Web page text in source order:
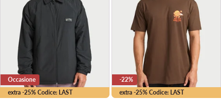
extra -25% Codice: LAST
Occasione
extra -25% Codice: LAST
-22%